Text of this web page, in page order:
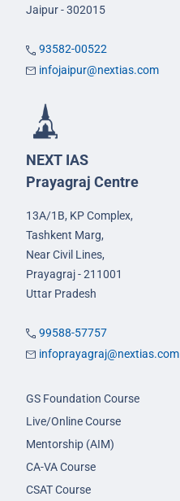
Jaipur - 302015
93582-00522
infojaipur@nextias.com
NEXT IAS
Prayagraj Centre
13A/1B, KP Complex,
Tashkent Marg,
Near Civil Lines,
Prayagraj - 211001
Uttar Pradesh
99588-57757
infoprayagraj@nextias.com
GS Foundation Course
Live/Online Course
Mentorship (AIM)
CA-VA Course
CSAT Course